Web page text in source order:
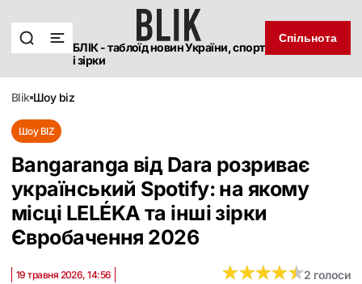
БЛІК - таблоїд новин України, спорт
і зірки
Спільнота
blik шоу biz
Шоу BIZ
Bangaranga від Dara розриває
український Spotify: на якому
місці LELÉKA та інші зірки
Євробачення 2026
19 травня 2026, 14:56 ★★★★★
★★★★★2 голоси